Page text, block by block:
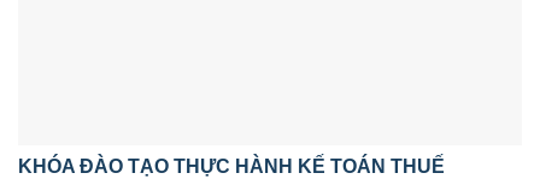
KHÓA ĐÀO TẠO THỰC HÀNH KẾ TOÁN THUẾ